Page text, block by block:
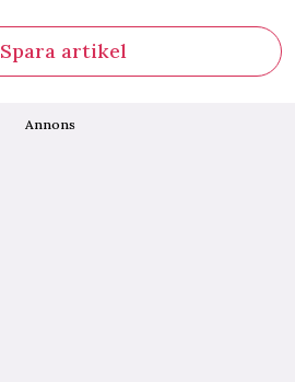
Spara artikel
Annons